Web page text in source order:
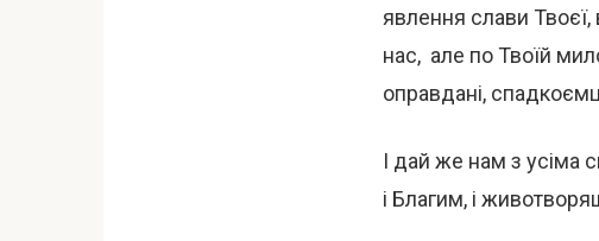
явлення слави
нас, але по Твоїй
оправдані,
І дай же нам з усіма
і Благим, і